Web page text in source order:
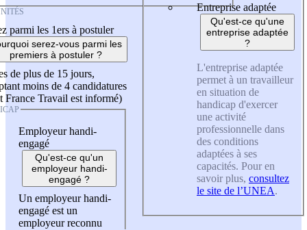
parmi les 1ers à postuler
serez-vous parmi les
premiers à postuler ?
de plus de 15 jours,
moins de 4 candidatures
France Travail est informé)
Employeur handi-
engagé
Qu'est-ce qu'un
employeur handi-
engagé ?
Un employeur handi-
engagé est un
employeur reconnu
Entreprise adaptée
Qu'est-ce qu'une
entreprise adaptée
?
L'entreprise adaptée
permet à un travailleur
en situation de
handicap d'exercer
une activité
professionnelle dans
des conditions
adaptées à ses
capacités. Pour en
savoir plus, consultez
le site de l’UNEA.